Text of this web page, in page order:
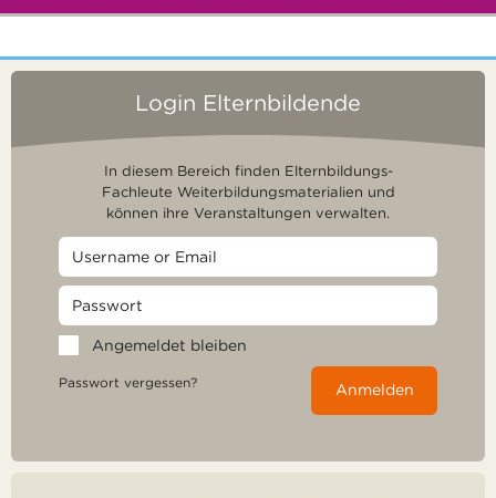
Login Elternbildende
In diesem Bereich finden Elternbildungs-
Fachleute Weiterbildungsmaterialien und
können ihre Veranstaltungen verwalten.
Angemeldet bleiben
Passwort vergessen? Anmelden